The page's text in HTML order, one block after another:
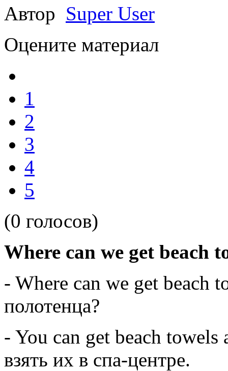
Автор Super User
Оцените материал
1
2
3
4
5
(0 голосов)
Where can we get beach
- Where can we get beach
полотенца?
- You can get beach
взять их в спа-центре.